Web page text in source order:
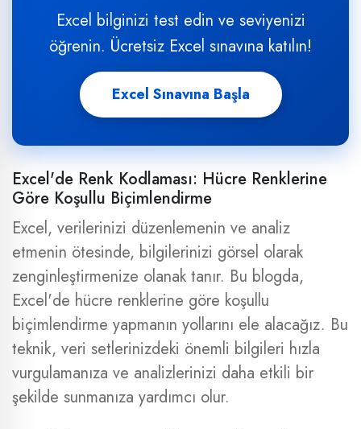
Excel bilginizi test edin ve seviyenizi
öğrenin. Ücretsiz Excel sınavına katılın!
Excel Sınavına Başla
Excel'de Renk Kodlaması: Hücre Renklerine
Göre Koşullu Biçimlendirme
Excel, verilerinizi düzenlemenin ve analiz
etmenin ötesinde, bilgilerinizi görsel olarak
zenginleştirmenize olanak tanır. Bu blogda,
Excel'de hücre renklerine göre koşullu
biçimlendirme yapmanın yollarını ele alacağız. Bu
teknik, veri setlerinizdeki önemli bilgileri hızla
vurgulamanıza ve analizlerinizi daha etkili bir
şekilde sunmanıza yardımcı olur.